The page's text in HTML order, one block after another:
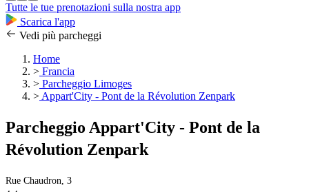
Tutte le tue prenotazioni sulla nostra app
Scarica l'app
Vedi più parcheggi
Home
> Francia
> Parcheggio Limoges
> Appart'City - Pont de la Révolution Zenpark
Parcheggio Appart'City - Pont de la
Révolution Zenpark
Rue Chaudron, 3